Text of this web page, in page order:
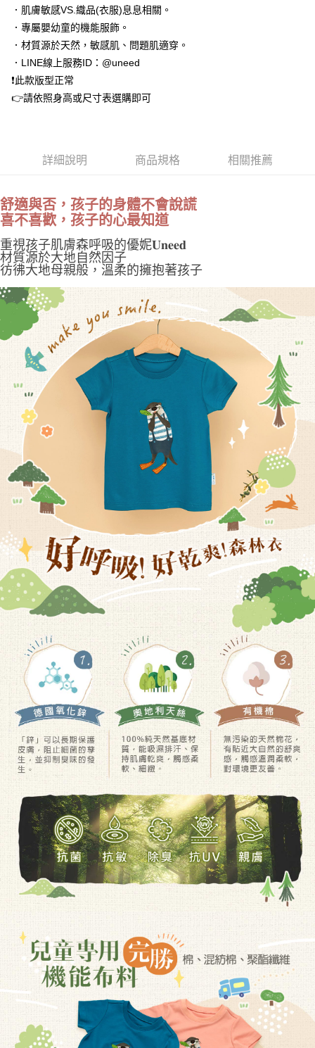
【關於「AFTEE先享後付」】
AFTEE先享後付是「在收到商品之後才付款」的支付方式。 讓您購物簡單
便利好安心！
１．簡單：不需註冊會員、不需綁卡、不需儲值。
２．便利：只要手機號碼，簡訊認證，即可結帳。
【「AFTEE先享後付」結帳流程】
ATM／網路銀行／等多元方式進行付款，方視為交易完成。
後付繳納相關費用。
※ 交易是否成功請以「AFTEE先享後付 」之結帳頁面顯示為準，若有關於
是否繳費成功／繳費後需取消欲退款等相關疑問，請聯繫「AFTEE先享後付
客戶支援中心」 https://netprotections.freshdesk.com/support/home
【注意事項】
１．透過由恩沛科技股份有限公司提供之「AFTEE先享後付」服務完成之交
易，需依本服務之必要範圍內提供個人資料，並將交易相關給付款項請求債
權轉讓予恩沛科技股份有限公司。
２．關於個人資料處理事宜，請瀏覽以下網址：
https://aftee.tw/terms/#terms3
３．未成年的使用者請事先徵得法定代理人或監護人之同意方可使用
「AFTEE先享後付」，若未經同意申辦者引起之損失，本公司不負相關責
任。
４．使用「AFTEE先享後付」時，將依據個別帳號之用戶狀況，依本公司即
時審查核予不同之上限額度；若仍有額度不足之情形，本公司將視審查結果
請求用戶進行身份認證。
５．嚴禁一人註冊多個帳號或使用他人資訊註冊。若發現惡意使用之情形，
恩沛科技股份有限公司將有權停止該用戶之使用額度並採取法律行動。
付款後 全家取貨
每筆NT$100，滿NT$2,000(含以上)免運費
付款後 7-11取貨
宅配
國家/地區配送
．肌膚敏感VS.織品(衣服)息息相關。
．專屬嬰幼童的機能服飾。
．材質源於天然，敏感肌、問題肌適穿。
．LINE線上服務ID：@uneed
❗此款版型正常
👉請依照身高或尺寸表選購即可
詳細說明 商品規格 相關推薦
舒適與否，孩子的身體不會說謊
喜不喜歡，孩子的心最知道
重視孩子肌膚森呼吸的優妮𝐔𝐧𝐞𝐞𝐝
材質源於大地自然因子
彷彿大地母親般，溫柔的擁抱著孩子